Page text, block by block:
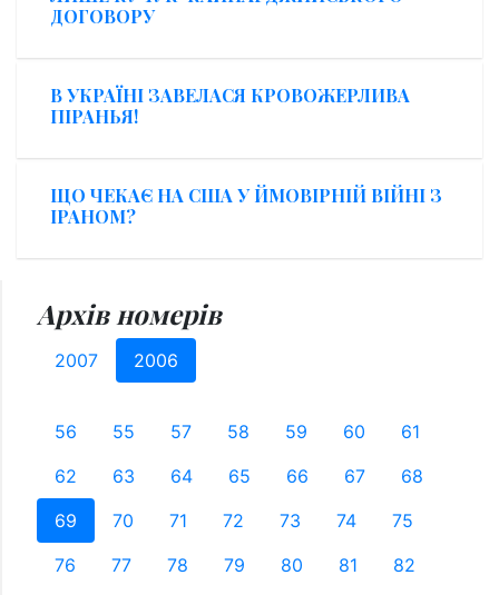
ДОГОВОРУ
В УКРАЇНІ ЗАВЕЛАСЯ КРОВОЖЕРЛИВА
ПІРАНЬЯ!
ЩО ЧЕКАЄ НА США У ЙМОВІРНІЙ ВІЙНІ З
ІРАНОМ?
Архів номерів
2007 2006
56 55 57 58 59 60
61
62
63 64 65 66 67
68
69
70 71 72 73 74
75
76
77 78 79 80 81 82